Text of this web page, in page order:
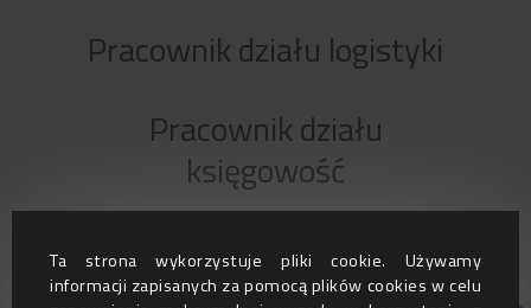
Ta strona wykorzystuje pliki cookie. Używamy
informacji zapisanych za pomocą plików cookies w celu
Pracownik działu logistyki
Pracownik działu
księgowość
Kierowca krajowy kat. C+E